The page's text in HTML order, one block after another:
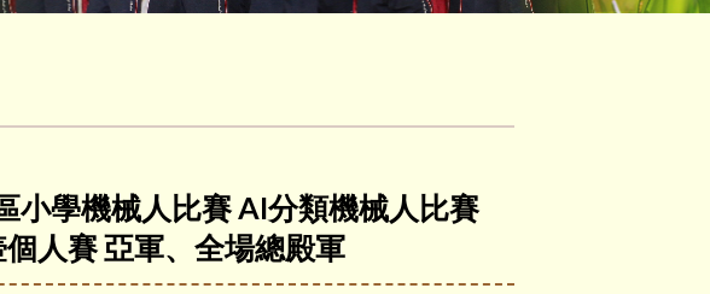
小學機械人比賽 AI分類機械人比賽
人賽 亞軍、全場總殿軍